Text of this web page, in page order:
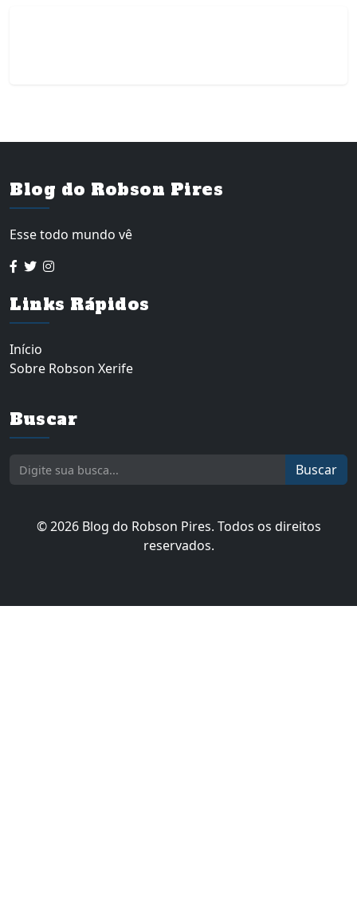
Blog do Robson Pires
Esse todo mundo vê
Links Rápidos
Início
Sobre Robson Xerife
Buscar
Buscar
© 2026 Blog do Robson Pires. Todos os direitos
reservados.